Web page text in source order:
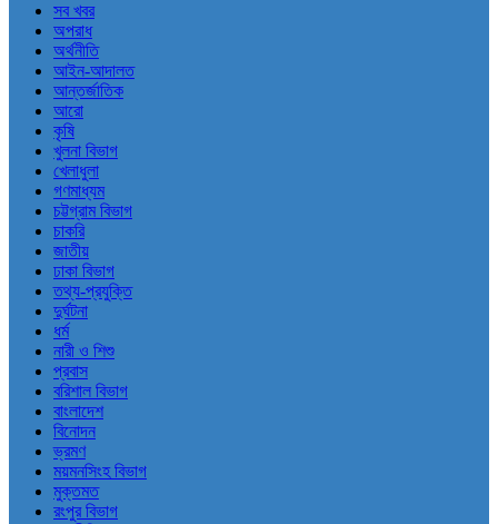
সব খবর
অপরাধ
অর্থনীতি
আইন-আদালত
আন্তর্জাতিক
আরো
কৃষি
খুলনা বিভাগ
খেলাধুলা
গণমাধ্যম
চট্টগ্রাম বিভাগ
চাকরি
জাতীয়
ঢাকা বিভাগ
তথ্য-প্রযুক্তি
দুর্ঘটনা
ধর্ম
নারী ও শিশু
প্রবাস
বরিশাল বিভাগ
বাংলাদেশ
বিনোদন
ভ্রমণ
ময়মনসিংহ বিভাগ
মুক্তমত
রংপুর বিভাগ